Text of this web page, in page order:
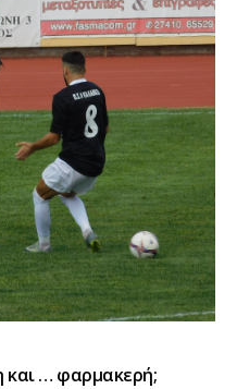
και … φαρμακερή;